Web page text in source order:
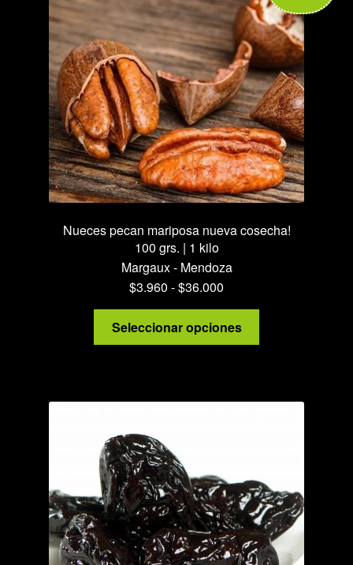
Nueces pecan mariposa nueva cosecha!
100 grs. | 1 kilo
Margaux - Mendoza
$3.960 -$36.000
de
precios:
desde
$36.000
Seleccionar opciones
variantes.
pueden
elegir
en
la
página